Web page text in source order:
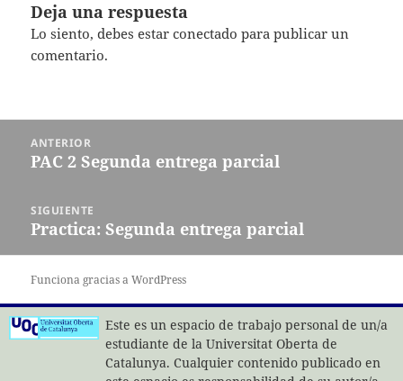
Deja una respuesta
Lo siento, debes estarconectado para publicar un
comentario.
entradas
ANTERIOR
Entrada
PAC 2 Segunda entrega parcial
SIGUIENTE
Entrada
siguiente:
Practica: Segunda entrega parcial
Funciona gracias a WordPress
Este es un espacio de trabajo personal de un/a
estudiante de la Universitat Oberta de
Catalunya. Cualquier contenido publicado en